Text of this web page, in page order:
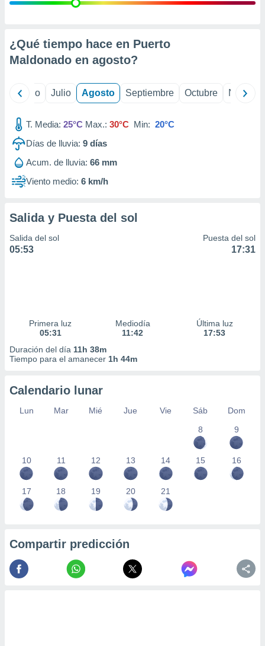
e
mediante
publicidad
de
1199
¿Qué tiempo hace en Puerto
Maldonado en agosto?
Junio Julio Agosto Septiembre Octubre
T. Media: 25°C Max.: 30°C Min: 20°C
Días de lluvia: 9 días
Acum. de lluvia: 66 mm
Viento medio: 6 km/h
Salida y Puesta del sol
Salida del sol
05:53
Puesta del sol
17:31
Primera luz
05:31
Mediodía
11:42
Última luz
17:53
Duración del día 11h 38m
Tiempo para el amanecer 1h 44m
Calendario lunar
Lun Mar Mié Jue Vie Sáb
Dom
8
9
10 11 12 13 14 15 16
17 18 19 20 21
Compartir predicción